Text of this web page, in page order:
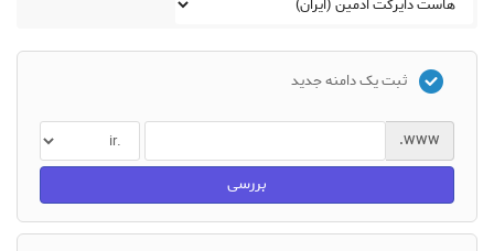
ثبت یک دامنه جدید
www.
بررسی